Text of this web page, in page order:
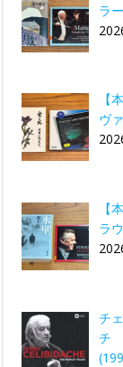
ラ
【
ヴ
【
ラ
チ
チ